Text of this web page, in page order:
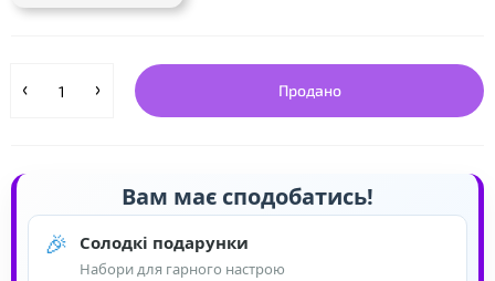
Продано
Вам має сподобатись!
🎉 Солодкі подарунки
Набори для гарного настрою
❤